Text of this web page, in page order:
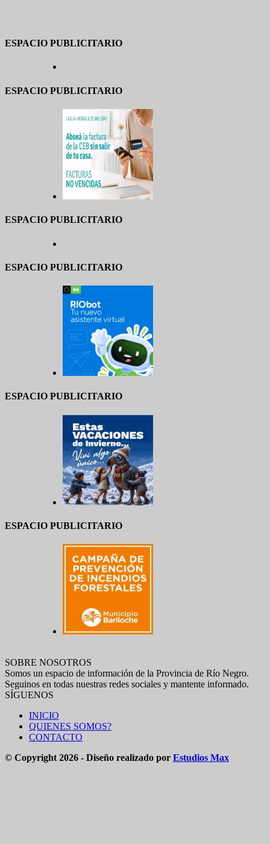
ESPACIO PUBLICITARIO
ESPACIO PUBLICITARIO
ESPACIO PUBLICITARIO
ESPACIO PUBLICITARIO
ESPACIO PUBLICITARIO
ESPACIO PUBLICITARIO
SOBRE NOSOTROS
Somos un espacio de información de la Provincia de Río Negro.
Seguinos en todas nuestras redes sociales y mantente informado.
SÍGUENOS
INICIO
QUIENES SOMOS?
CONTACTO
© Copyright 2026 - Diseño realizado por Estudios Max